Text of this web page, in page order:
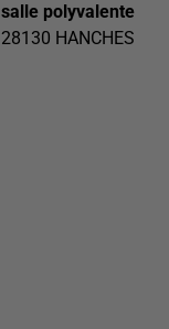
salle polyvalente
28130 HANCHES